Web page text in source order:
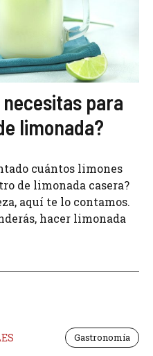
para
limonada?
cuántos limones
de limonada casera?
aquí te lo contamos.
hacer limonada
Gastronomía